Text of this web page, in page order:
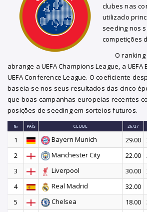
clubes nas
utilizado
seeding nos
competições
O
abrange a UEFA Champions League, a UEFA
UEFA Conference League. O coeficiente
baseia-se nos seus resultados das cinco
que boas campanhas europeias recentes
posições de seeding em sorteios futuros.
№ PAÍS CLUBE 26/27
1 Bayern Munich 29.00
2
Manchester City 22.00
3
Liverpool 30.00
4
Real Madrid 32.00
5
Chelsea 18.00